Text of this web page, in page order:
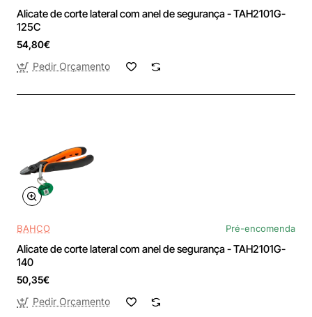
Alicate de corte lateral com anel de segurança - TAH2101G-
125C
54,80€
Pedir Orçamento
BAHCO Pré-encomenda
Alicate de corte lateral com anel de segurança - TAH2101G-
140
50,35€
Pedir Orçamento